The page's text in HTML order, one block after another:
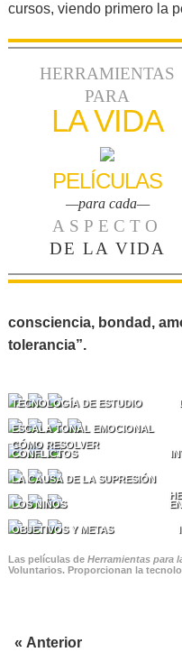
cursos, viendo primero la
HERRAMIENTAS
PARA
LA VIDA
PELÍCULAS
—para cada—
ASPECTO
DE LA VIDA
consciencia, bondad,
tolerancia”.
TECNOLOGÍA DE ESTUDIO
ESCALA TONAL EMOCIONAL
CÓMO RESOLVER
CONFLICTOS
LA CAUSA DE LA SUPRESIÓN
LOS NIÑOS
OBJETIVOS Y METAS
Las películas de Herramientas para
Voluntarios. Proporcionan la
« Anterior